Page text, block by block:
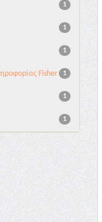
1
1
1
1
Fisher
1
1